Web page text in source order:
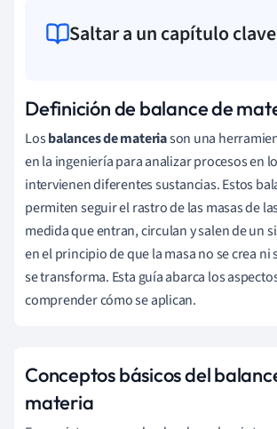
Saltar a un capítulo clave
Definición de balance de
Losbalances de materiason una
en la ingeniería para analizar procesos en
intervienen diferentes sustancias. Estos
permiten seguir el rastro de las masas de
medida que entran, circulan y salen de un
en el principio de que la masa no se crea ni
se transforma. Esta guía abarca los
comprender cómo se aplican.
Conceptos básicos del
materia